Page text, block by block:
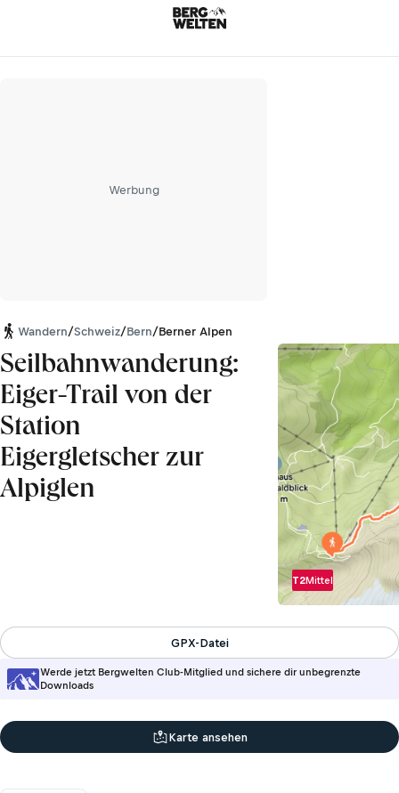
Werbung
Wandern/Schweiz/Bern/Berner Alpen
Seilbahnwanderung:
Eiger-Trail von der
Station
Eigergletscher zur
Alpiglen
T2Mittel
Werde jetzt Bergwelten Club-Mitglied und sichere dir unbegrenzte
Downloads
GPX-Datei
Karte ansehen